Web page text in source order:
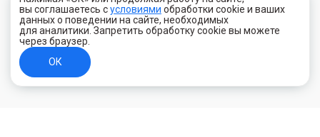
вы соглашаетесь сусловиями обработки cookie и ваших
данных о поведении на сайте, необходимых
для аналитики. Запретить обработку cookie вы можете
через браузер.
ОК